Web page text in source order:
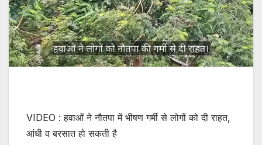
VIDEO : हवाओं ने नौतपा में भीषण गर्मी से लोगों को दी राहत,
आंधी व बरसात हो सकती है